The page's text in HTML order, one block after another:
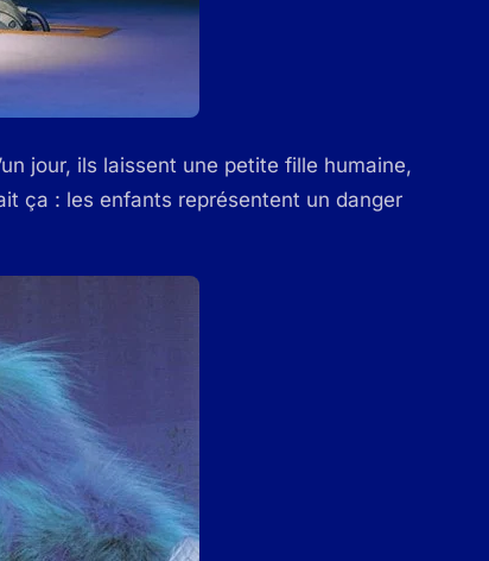
jour, ils laissent une petite fille humaine,
ça : les enfants représentent un danger